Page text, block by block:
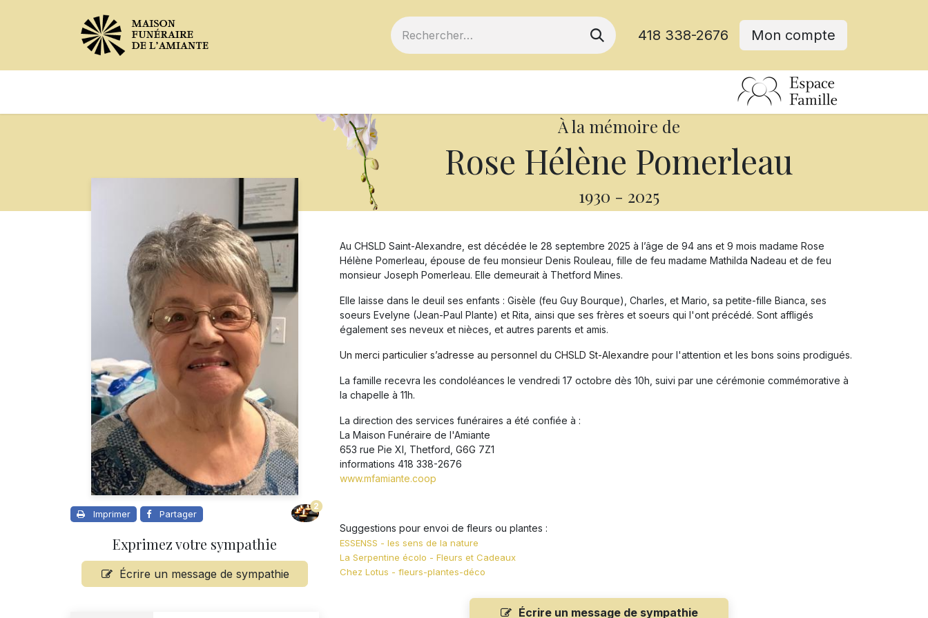
418 338-2676 Mon compte
À la mémoire de
Rose Hélène Pomerleau
1930 - 2025
Imprimer Partager
2
Exprimez votre sympathie
Écrire un message de sympathie
Au CHSLD Saint-Alexandre, est décédée le 28 septembre 2025 à l’âge de 94 ans et 9 mois madame Rose
Hélène Pomerleau, épouse de feu monsieur Denis Rouleau, fille de feu madame Mathilda Nadeau et de feu
monsieur Joseph Pomerleau. Elle demeurait à Thetford Mines.
Elle laisse dans le deuil ses enfants : Gisèle (feu Guy Bourque), Charles, et Mario, sa petite-fille Bianca, ses
soeurs Evelyne (Jean-Paul Plante) et Rita, ainsi que ses frères et soeurs qui l'ont précédé. Sont affligés
également ses neveux et nièces, et autres parents et amis.
Un merci particulier s’adresse au personnel du CHSLD St-Alexandre pour l'attention et les bons soins prodigués.
La famille recevra les condoléances le vendredi 17 octobre dès 10h, suivi par une cérémonie commémorative à
la chapelle à 11h.
La direction des services funéraires a été confiée à :
La Maison Funéraire de l'Amiante
653 rue Pie XI, Thetford, G6G 7Z1
informations 418 338-2676
www.mfamiante.coop
Suggestions pour envoi de fleurs ou plantes :
ESSENSS - les sens de la nature
La Serpentine écolo - Fleurs et Cadeaux
Chez Lotus - fleurs-plantes-déco
Écrire un message de sympathie